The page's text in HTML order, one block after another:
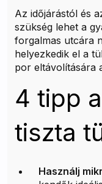
Az időjárástól és
szükség lehet a
forgalmas utcára
helyezkedik el a
por eltávolítására
4 tipp
tiszta
Használj